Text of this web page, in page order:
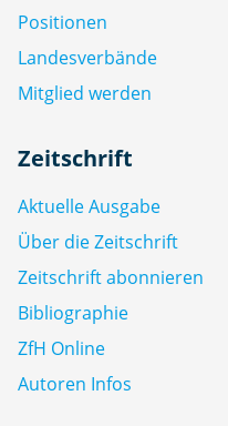
Positionen
Landesverbände
Mitglied werden
Zeitschrift
Aktuelle Ausgabe
Über die Zeitschrift
Zeitschrift abonnieren
Bibliographie
ZfH Online
Autoren Infos